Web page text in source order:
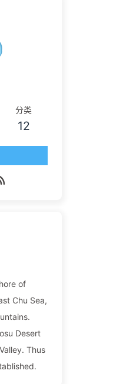
分类
12
of
Chu Sea,
Desert
Thus